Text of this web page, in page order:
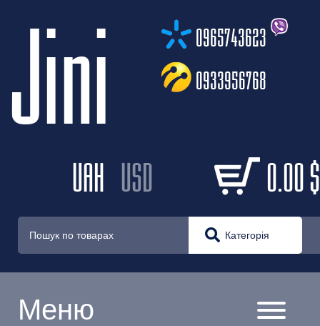
Jini
0965743623
0933956768
0.00$
UAH USD
Категорія
Меню